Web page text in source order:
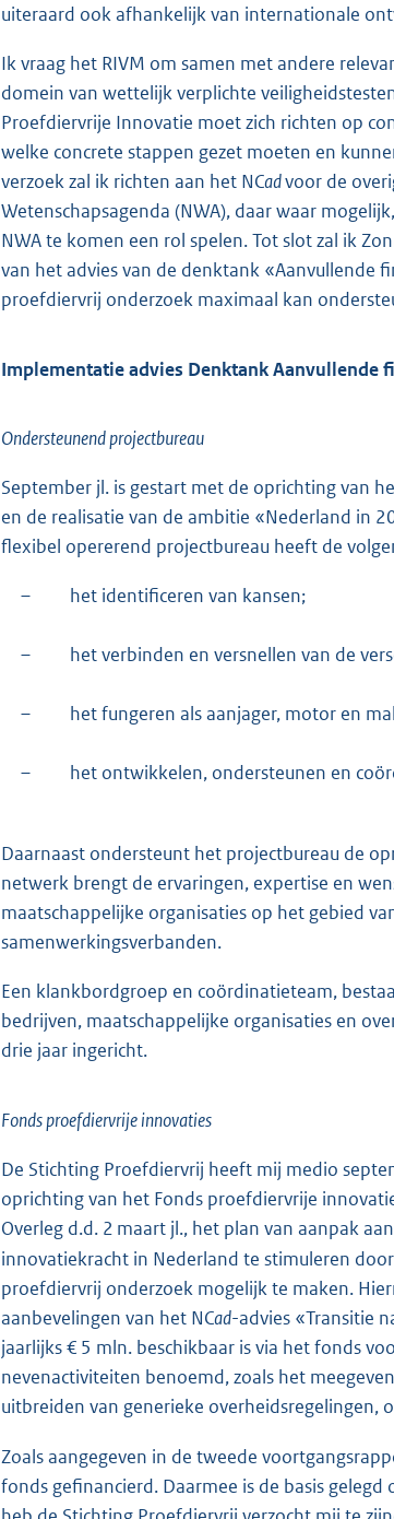
uiteraard ook afhankelijk van internationale
Ik vraag het RIVM om samen met andere
domein van wettelijk verplichte
Proefdiervrije Innovatie moet zich richten op
welke concrete stappen gezet moeten en
verzoek zal ik richten aan het NCadvoor de
Wetenschapsagenda (NWA), daar waar
NWA te komen een rol spelen. Tot slot zal ik
van het advies van de denktank «Aanvullende
proefdiervrij onderzoek maximaal kan
Implementatie advies Denktank Aanvullende
Ondersteunend projectbureau
September jl. is gestart met de oprichting van
en de realisatie van de ambitie «Nederland in
flexibel opererend projectbureau heeft de
– het identificeren van kansen;
– het verbinden en versnellen van de
– het fungeren als aanjager, motor en
– het ontwikkelen, ondersteunen en
Daarnaast ondersteunt het projectbureau de
netwerk brengt de ervaringen, expertise en
maatschappelijke organisaties op het gebied
samenwerkingsverbanden.
Een klankbordgroep en coördinatieteam,
bedrijven, maatschappelijke organisaties en
drie jaar ingericht.
Fonds proefdiervrije innovaties
De Stichting Proefdiervrij heeft mij medio
oprichting van het Fonds proefdiervrije
Overleg d.d. 2 maart jl., het plan van aanpak
innovatiekracht in Nederland te stimuleren
proefdiervrij onderzoek mogelijk te maken.
aanbevelingen van het NCad-advies «Transitie
jaarlijks € 5 mln. beschikbaar is via het fonds
nevenactiviteiten benoemd, zoals het
uitbreiden van generieke
Zoals aangegeven in de tweede
fonds gefinancierd. Daarmee is de basis